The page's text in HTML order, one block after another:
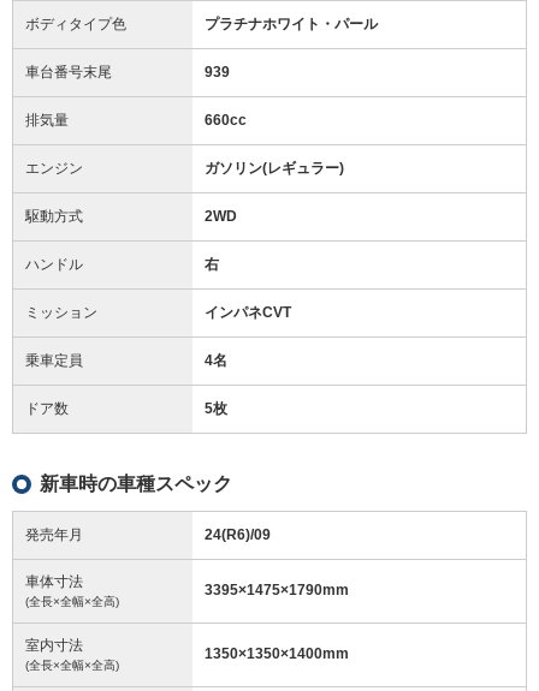
ボディタイプ色 プラチナホワイト・パール
車台番号末尾 939
排気量 660cc
エンジン ガソリン(レギュラー)
駆動方式 2WD
ハンドル 右
ミッション インパネCVT
乗車定員 4名
ドア数 5枚
新車時の車種スペック
発売年月 24(R6)/09
車体寸法
(全長×全幅×全高)
3395×1475×1790mm
室内寸法
(全長×全幅×全高)
1350×1350×1400mm